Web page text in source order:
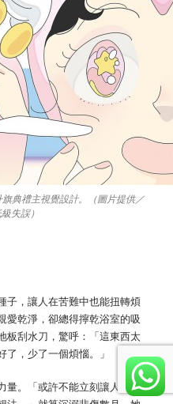
典禮主視覺設計。（圖片提供／
失誤）
子，讓人在苦難中也能扭轉煩
愛乾淨，卻總得擰乾浴室的吸
板刮水刀，驚呼：「這東西太
，少了一個煩惱。」
。「或許不能立刻讓人變